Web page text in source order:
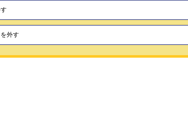
を外す